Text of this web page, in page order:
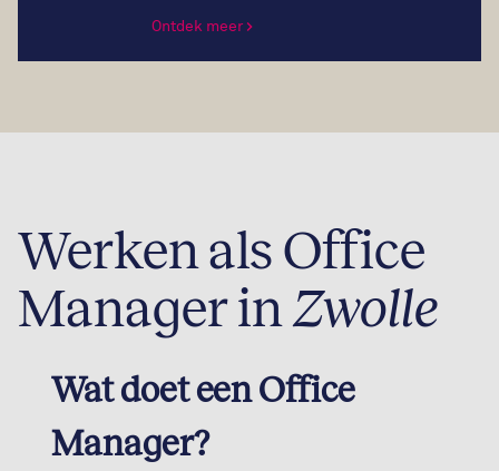
Ontdek meer
Werken als Office
Manager inZwolle
Wat doet een Office
Manager?